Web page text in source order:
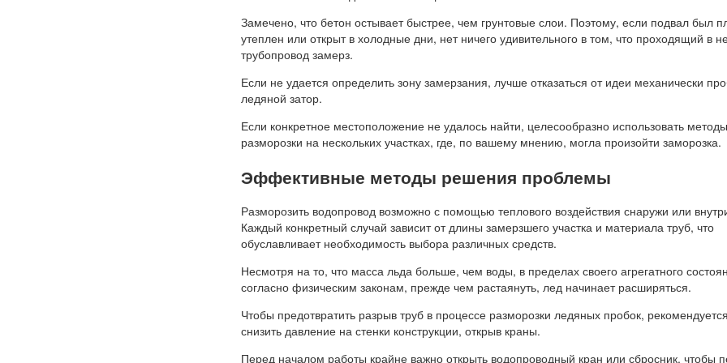
Замечено, что бетон остывает быстрее, чем грунтовые слои. Поэтому, если подвал был
утеплен или открыт в холодные дни, нет ничего удивительного в том, что проходящий в
трубопровод замерз.
Если не удается определить зону замерзания, лучше отказаться от идеи механически
ледяной затор.
Если конкретное местоположение не удалось найти, целесообразно использовать методы
разморозки на нескольких участках, где, по вашему мнению, могла произойти заморозка.
Эффективные методы решения проблемы
Разморозить водопровод возможно с помощью теплового воздействия снаружи или
Каждый конкретный случай зависит от длины замерзшего участка и материала труб, что
обуславливает необходимость выбора различных средств.
Несмотря на то, что масса льда больше, чем воды, в пределах своего агрегатного
согласно физическим законам, прежде чем растаянуть, лед начинает расширяться.
Чтобы предотвратить разрыв труб в процессе разморозки ледяных пробок, рекомендуется
снизить давление на стенки конструкции, открыв краны.
Перед началом работы крайне важно открыть водопроводный кран или сбросник, чтобы